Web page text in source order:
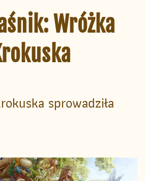
Wróżka
sprowadziła